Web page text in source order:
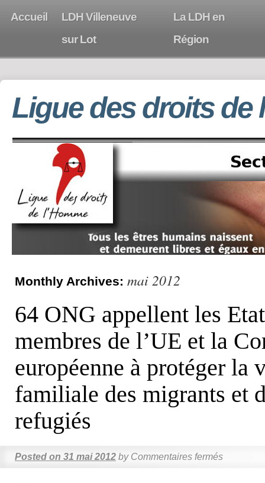
Accueil
LDH Villeneuve
sur Lot
La LDH en
Région
Ligue des droits de
Monthly Archives: mai 2012
64 ONG appellent les
membres de l’UE et la
européenne à protéger la
familiale des migrants et
refugiés
Posted on 31 mai 2012 by Commentaires fermés